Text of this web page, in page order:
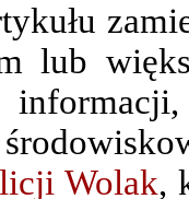
lub
Wolak,